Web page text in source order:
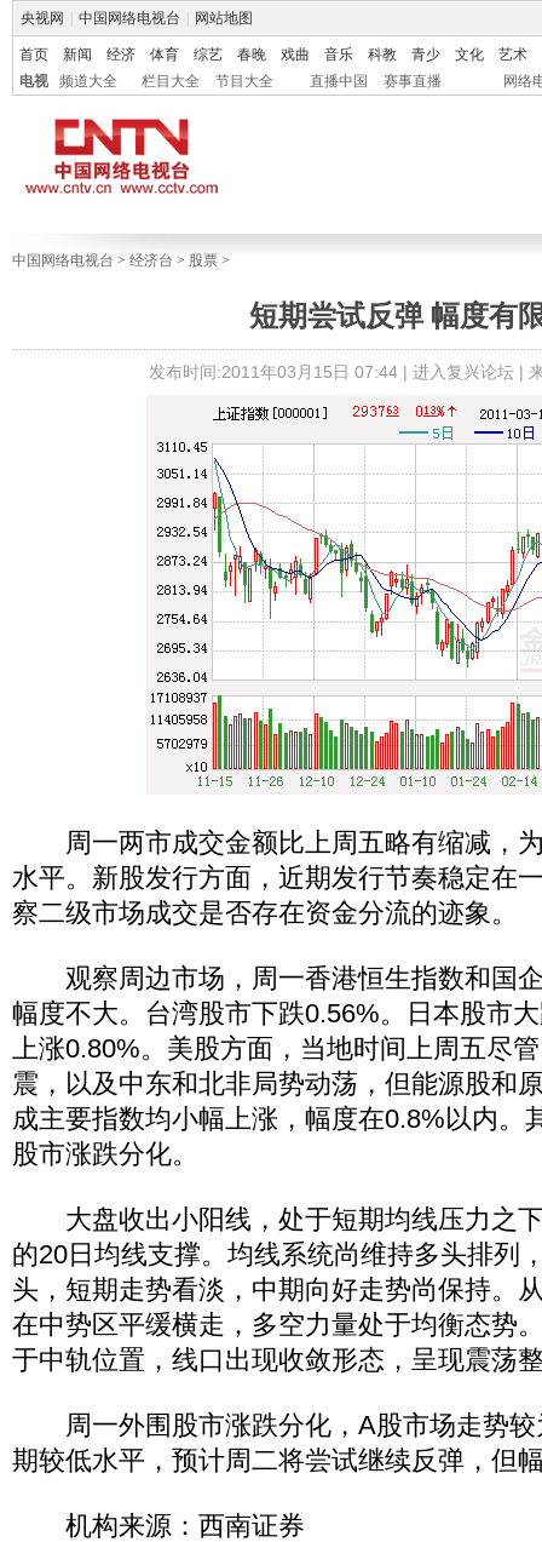
央视网 中国网络电视台 网站地图
首页 新闻 经济 体育 综艺 春晚 戏曲 音乐 科教 青少 文化
艺术
电视
频道大全 栏目大全 节目大全 直播中国 赛事直播 网络
中国网络电视台 > 经济台 > 股票 >
短期尝试反弹 幅度有
发布时间:2011年03月15日 07:44 | 进入复兴论坛|
周一两市成交金额比上周五略有缩减，
水平。新股发行方面，近期发行节奏稳定在
察二级市场成交是否存在资金分流的迹象。
观察周边市场，周一香港恒生指数和国
幅度不大。台湾股市下跌0.56%。日本股市
上涨0.80%。美股方面，当地时间上周五尽
震，以及中东和北非局势动荡，但能源股和
成主要指数均小幅上涨，幅度在0.8%以内。
股市涨跌分化。
大盘收出小阳线，处于短期均线压力之
的20日均线支撑。均线系统尚维持多头排列
头，短期走势看淡，中期向好走势尚保持。
在中势区平缓横走，多空力量处于均衡态势
于中轨位置，线口出现收敛形态，呈现震荡
周一外围股市涨跌分化，A股市场走势较
期较低水平，预计周二将尝试继续反弹，但
机构来源：西南证券